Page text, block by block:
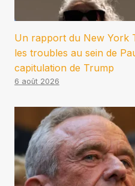
Un rapport du New York
les troubles au sein de
capitulation de Trump
6 août 2026